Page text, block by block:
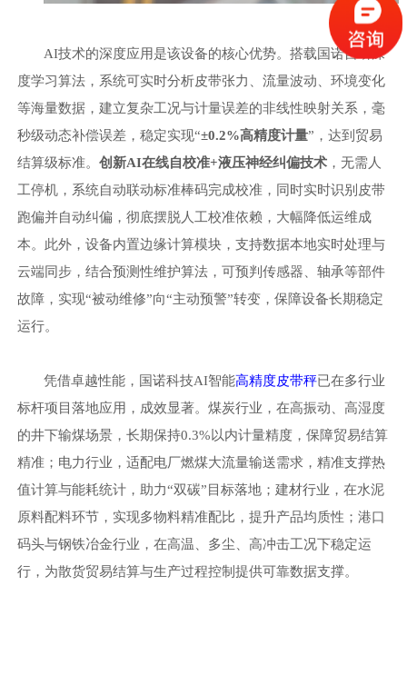
AI技术的深度应用是该设备的核心优势。搭载国诺自研深
度学习算法，系统可实时分析皮带张力、流量波动、环境变化
等海量数据，建立复杂工况与计量误差的非线性映射关系，毫
秒级动态补偿误差，稳定实现“±0.2%高精度计量” ，达到贸易
结算级标准。 创新AI在线自校准+液压神经纠偏技术，无需人
工停机，系统自动联动标准棒码完成校准，同时实时识别皮带
跑偏并自动纠偏，彻底摆脱人工校准依赖，大幅降低运维成
本。此外，设备内置边缘计算模块，支持数据本地实时处理与
云端同步，结合预测性维护算法，可预判传感器、轴承等部件
故障，实现“被动维修”向“主动预警”转变，保障设备长期稳定
运行。
凭借卓越性能，国诺科技AI智能高精度皮带秤已在多行业
标杆项目落地应用，成效显著。煤炭行业，在高振动、高湿度
的井下输煤场景，长期保持0.3%以内计量精度，保障贸易结算
精准；电力行业，适配电厂燃煤大流量输送需求，精准支撑热
值计算与能耗统计，助力“双碳”目标落地；建材行业，在水泥
原料配料环节，实现多物料精准配比，提升产品均质性；港口
码头与钢铁冶金行业，在高温、多尘、高冲击工况下稳定运
行，为散货贸易结算与生产过程控制提供可靠数据支撑。